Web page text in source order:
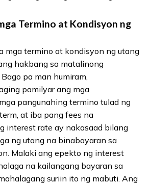
Termino at Kondisyon ng
mga termino at kondisyon ng utang
hakbang sa matalinong
pa man humiram,
pamilyar ang mga
pangunahing termino tulad ng
at iba pang fees na
interest rate ay nakasaad bilang
ng utang na binabayaran sa
Malaki ang epekto ng interest
na kailangang bayaran sa
suriin ito ng mabuti. Ang